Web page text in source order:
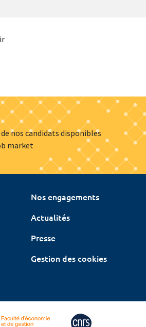
nos candidats disponibles
market
Nos engagements
Actualités
Presse
Gestion des cookies